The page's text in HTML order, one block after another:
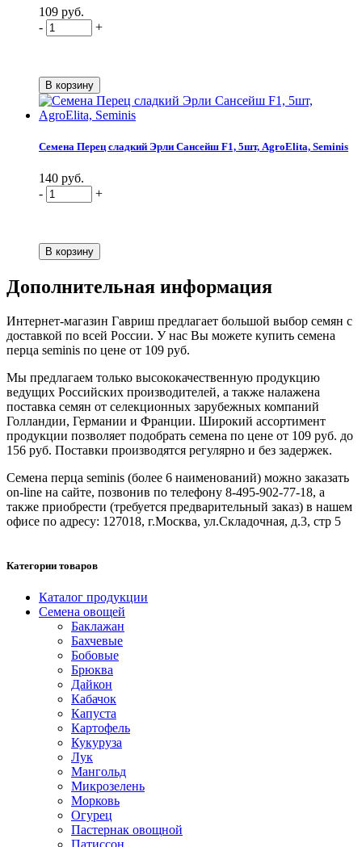
109 руб.
-
+
Семена Перец сладкий Эрли Сансейш F1, 5шт, AgroElita, Seminis
140 руб.
-
+
Дополнительная информация
Интернет-магазин Гавриш предлагает большой выбор семян с
доставкой по всей России. У нас Вы можете купить семена
перца seminis по цене от 109 руб.
Мы предлагаем только высококачественную продукцию
ведущих Российских производителей, а также налажена
поставка семян от селекционных зарубежных компаний
Голландии, Германии и Франции. Широкий ассортимент
продукции позволяет подобрать семена по цене от 109 руб. до
156 руб. Поставки производятся регулярно и без задержек.
Семена перца seminis (более 6 наименований) можно заказать
on-line на сайте, позвонив по телефону 8-495-902-77-18, а
также приобрести (требуется предварительный заказ) в нашем
офисе по адресу: 127018, г.Москва, ул.Складочная, д.3, стр 5
Категории товаров
Каталог продукции
Семена овощей
Баклажан
Бахчевые
Бобовые
Брюква
Дайкон
Кабачок
Капуста
Картофель
Кукуруза
Лук
Мангольд
Микрозелень
Морковь
Огурец
Пастернак овощной
Патиссон